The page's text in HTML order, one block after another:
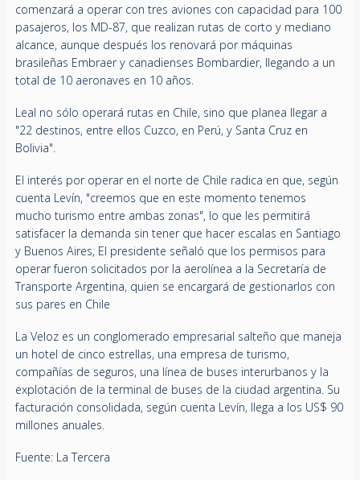
comenzará a operar con tres aviones con capacidad para 100
pasajeros, los MD-87, que realizan rutas de corto y mediano
alcance, aunque después los renovará por máquinas
brasileñas Embraer y canadienses Bombardier, llegando a un
total de 10 aeronaves en 10 años.
Leal no sólo operará rutas en Chile, sino que planea llegar a
"22 destinos, entre ellos Cuzco, en Perú, y Santa Cruz en
Bolivia".
El interés por operar en el norte de Chile radica en que, según
cuenta Levín, "creemos que en este momento tenemos
mucho turismo entre ambas zonas", lo que les permitirá
satisfacer la demanda sin tener que hacer escalas en Santiago
y Buenos Aires, El presidente señaló que los permisos para
operar fueron solicitados por la aerolínea a la Secretaría de
Transporte Argentina, quien se encargará de gestionarlos con
sus pares en Chile
La Veloz es un conglomerado empresarial salteño que maneja
un hotel de cinco estrellas, una empresa de turismo,
compañías de seguros, una línea de buses interurbanos y la
explotación de la terminal de buses de la ciudad argentina. Su
facturación consolidada, según cuenta Levín, llega a los US$ 90
millones anuales.
Fuente: La Tercera